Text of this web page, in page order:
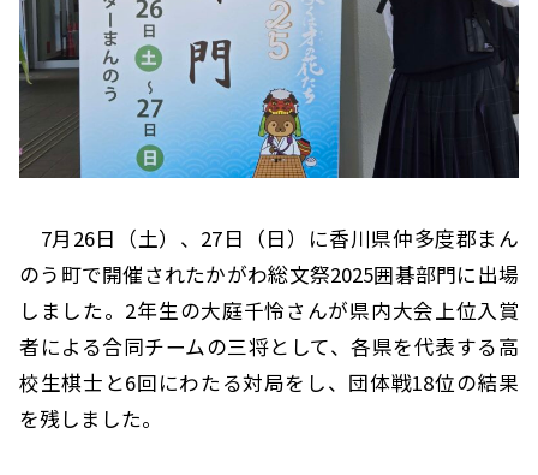
7月26日（土）、27日（日）に香川県仲多度郡まん
のう町で開催されたかがわ総文祭2025囲碁部門に出場
しました。2年生の大庭千怜さんが県内大会上位入賞
者による合同チームの三将として、各県を代表する高
校生棋士と6回にわたる対局をし、団体戦18位の結果
を残しました。